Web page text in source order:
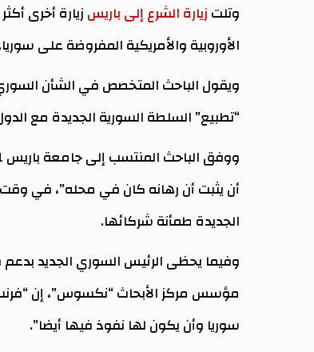
وتلتزيارة الشرع إلى باريسزيارة أخرى
الأوروبية والأمريكية المفروضة على سوريا.
ويقول الباحث المتخصص في الشأن
“تطبيع” السلطة السورية الجديدة مع
أن يثبت أن رهانه كان في محله”، في وقت
الجديدة طمأنة شركائها.
وفيما يحظى الرئيس السوري الجديد
مؤسس مركز الأبحاث “نكسوس”، إن
سوريا وأن يكون لها نفوذ فيها أيضا”.